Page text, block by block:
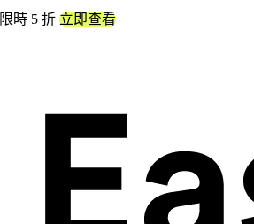
時 5 折 立即查看